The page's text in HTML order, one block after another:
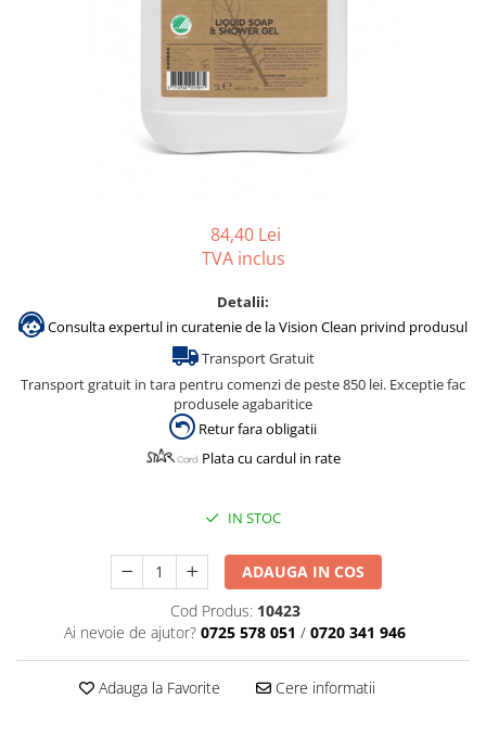
Gama de cosmetice hoteliere
Salvatore Ferragamo
Gama de cosmetice hoteliere Sense
84,40 Lei
TVA inclus
Detalii:
Consulta expertul in curatenie de la Vision Clean privind produsul
Transport Gratuit
Transport gratuit in tara pentru comenzi de peste 850 lei. Exceptie fac
produsele agabaritice
Retur fara obligatii
Plata cu cardul in rate
IN STOC
ADAUGA IN COS
Cod Produs: 10423
Ai nevoie de ajutor? 0725 578 051 / 0720 341 946
Adauga la Favorite Cere informatii